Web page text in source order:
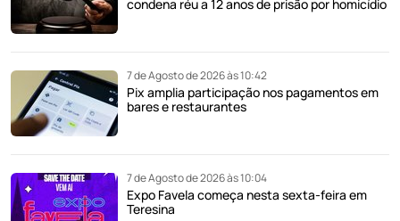
condena réu a 12 anos de prisão por homicídio
7 de Agosto de 2026 às 10:42
Pix amplia participação nos pagamentos em
bares e restaurantes
7 de Agosto de 2026 às 10:04
Expo Favela começa nesta sexta-feira em
Teresina